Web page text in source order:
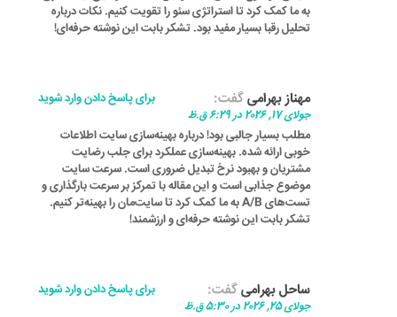
به ما کمک کرد تا استراتژی سئو را تقویت کنیم. نکات درباره
تحلیل رقبا بسیار مفید بود. تشکر بابت این نوشته حرفه‌ای!
مهناز بهرامیگفت:
جولای 17, 2026 در 6:29 ق.ظ
مطلب بسیار جالبی بود! درباره بهینه‌سازی سایت اطلاعات
خوبی ارائه شده. بهینه‌سازی عملکرد برای جلب رضایت
مشتریان و بهبود نرخ تبدیل ضروری است. سرعت سایت
موضوع جذابی است و این مقاله با تمرکز بر سرعت بارگذاری و
تست‌های A/B به ما کمک کرد تا سایت‌مان را بهینه‌تر کنیم.
تشکر بابت این نوشته حرفه‌ای و ارزشمند!
برای پاسخ دادن وارد شوید
ساحل بهرامیگفت:
جولای 25, 2026 در 5:30 ق.ظ
برای پاسخ دادن وارد شوید